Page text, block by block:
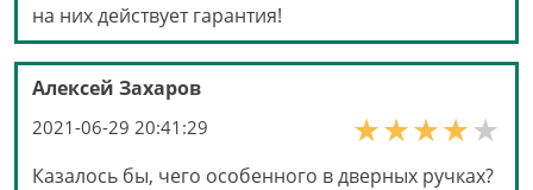
на них действует гарантия!
Алексей Захаров
2021-06-29 20:41:29
Казалось бы, чего особенного в дверных ручках?